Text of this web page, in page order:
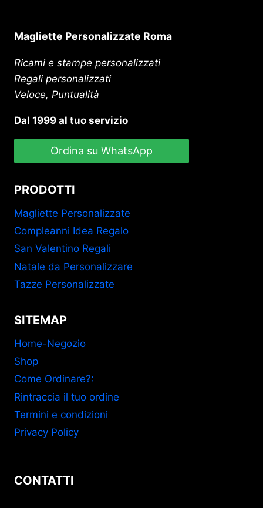
Magliette Personalizzate Roma
Ricami e stampe personalizzati
Regali personalizzati
Veloce, Puntualità
Dal 1999 al tuo servizio
Ordina su WhatsApp
PRODOTTI
Magliette Personalizzate
Compleanni Idea Regalo
San Valentino Regali
Natale da Personalizzare
Tazze Personalizzate
SITEMAP
Home-Negozio
Shop
Come Ordinare?:
Rintraccia il tuo ordine
Termini e condizioni
Privacy Policy
CONTATTI